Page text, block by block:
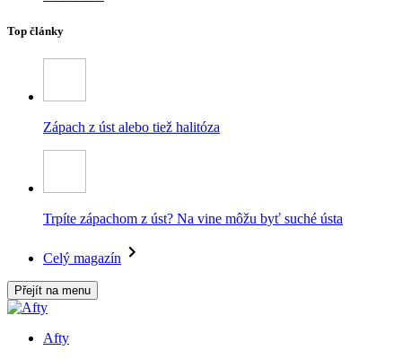
Top články
Zápach z úst alebo tiež halitóza
Trpíte zápachom z úst? Na vine môžu byť suché ústa
Celý magazín
Přejít na menu
Afty